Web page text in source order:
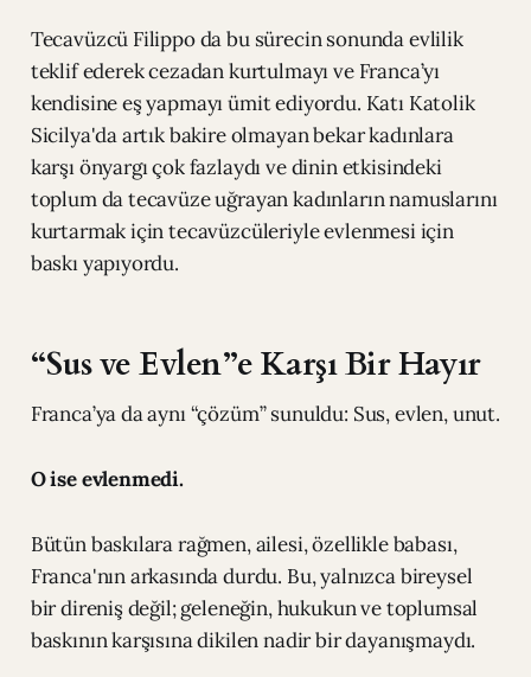
Tecavüzcü Filippo da bu sürecin sonunda evlilik
teklif ederek cezadan kurtulmayı ve Franca’yı
kendisine eş yapmayı ümit ediyordu. Katı Katolik
Sicilya'da artık bakire olmayan bekar kadınlara
karşı önyargı çok fazlaydı ve dinin etkisindeki
toplum da tecavüze uğrayan kadınların namuslarını
kurtarmak için tecavüzcüleriyle evlenmesi için
baskı yapıyordu.
“Sus ve Evlen”e Karşı Bir Hayır
Franca’ya da aynı “çözüm” sunuldu: Sus, evlen, unut.
O ise evlenmedi.
Bütün baskılara rağmen, ailesi, özellikle babası,
Franca'nın arkasında durdu. Bu, yalnızca bireysel
bir direniş değil; geleneğin, hukukun ve toplumsal
baskının karşısına dikilen nadir bir dayanışmaydı.